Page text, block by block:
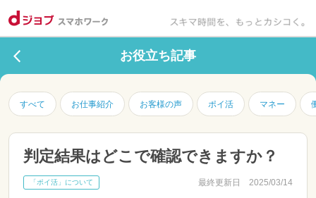
お役立ち記事
すべて お仕事紹介 お客様の声 ポイ活 マネー
判定結果はどこで確認できますか？
最終更新日 2025/03/14
「ポイ活」について